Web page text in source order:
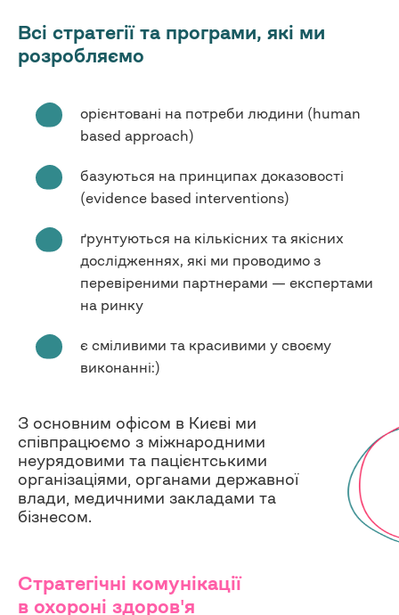
Всі стратегії та програми, які ми
розробляємо
орієнтовані на потреби людини (human
based approach)
базуються на принципах доказовості
(evidence based interventions)
ґрунтуються на кількісних та якісних
дослідженнях, які ми проводимо з
перевіреними партнерами — експертами
на ринку
є сміливими та красивими у своєму
виконанні:)
З основним офісом в Києві ми
співпрацюємо з міжнародними
неурядовими та пацієнтськими
організаціями, органами державної
влади, медичними закладами та
бізнесом.
Стратегічні комунікації
в охороні здоров'я